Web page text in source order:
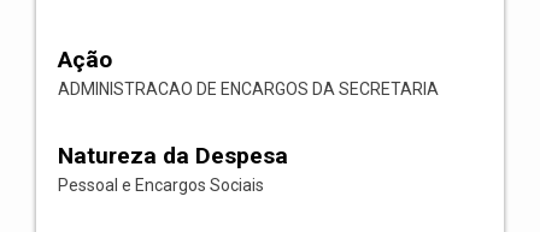
Ação
ADMINISTRACAO DE ENCARGOS DA SECRETARIA
Natureza da Despesa
Pessoal e Encargos Sociais